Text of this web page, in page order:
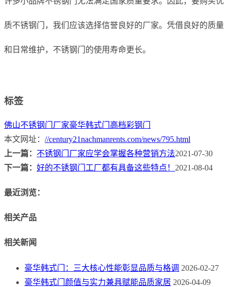
质不锈钢门，我们应该选择信誉良好的厂家。凭借良好的质量
和日常维护，不锈钢门的使用寿命更长。
标签
佛山不锈钢门厂家豪华韩式门 高档彩钢门
本文网址： //century21nachmanrents.com/news/795.html
上一篇： 不锈钢门厂家应学会掌握各种营销方法2021-07-30
下一篇： 好的不锈钢门工厂都有具备这些特点！ 2021-08-04
最近浏览：
相关产品
相关新闻
豪华韩式门：三大核心性能彰显品质与格调 2026-02-27
豪华韩式门颜值与实力兼具赋能品质家居 2026-04-09